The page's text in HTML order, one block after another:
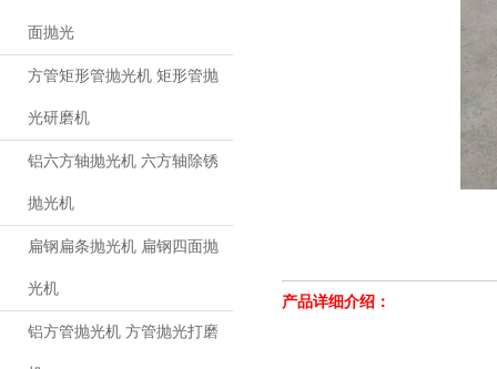
面抛光
方管矩形管抛光机 矩形管抛
光研磨机
铝六方轴抛光机 六方轴除锈
抛光机
扁钢扁条抛光机 扁钢四面抛
光机
铝方管抛光机 方管抛光打磨
产品详细介绍：